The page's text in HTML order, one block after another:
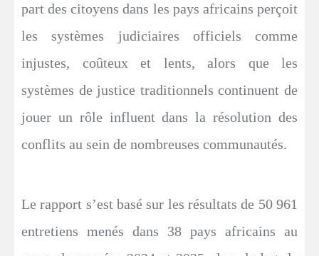
part des citoyens dans les pays africains perçoit
les systèmes judiciaires officiels comme
injustes, coûteux et lents, alors que les
systèmes de justice traditionnels continuent de
jouer un rôle influent dans la résolution des
conflits au sein de nombreuses communautés.
Le rapport s’est basé sur les résultats de 50 961
entretiens menés dans 38 pays africains au